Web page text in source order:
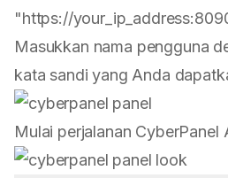
"https://
Masukkan nama pengguna
kata sandi yang Anda
Mulai perjalanan CyberPanel